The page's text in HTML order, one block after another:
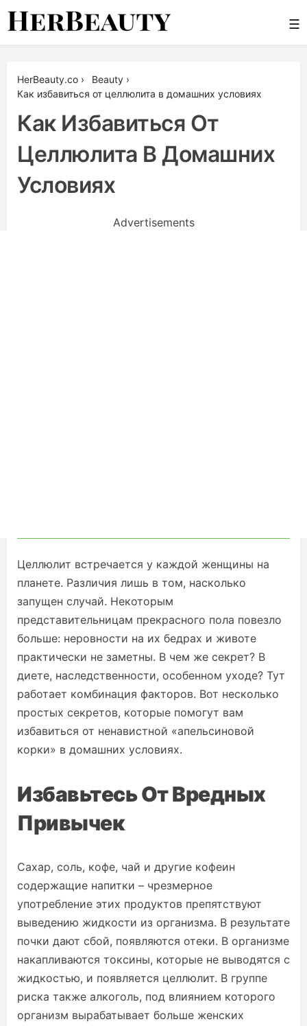
Skip
☰
HerBeauty.co › Beauty ›
Как избавиться от целлюлита в домашних условиях
Как Избавиться От
Целлюлита В Домашних
Условиях
Advertisements
Целлюлит встречается у каждой женщины на
планете. Различия лишь в том, насколько
запущен случай. Некоторым
представительницам прекрасного пола повезло
больше: неровности на их бедрах и животе
практически не заметны. В чем же секрет? В
диете, наследственности, особенном уходе? Тут
работает комбинация факторов. Вот несколько
простых секретов, которые помогут вам
избавиться от ненавистной «апельсиновой
корки» в домашних условиях.
Избавьтесь От Вредных
Привычек
Сахар, соль, кофе, чай и другие кофеин
содержащие напитки – чрезмерное
употребление этих продуктов препятствуют
выведению жидкости из организма. В результате
почки дают сбой, появляются отеки. В организме
накапливаются токсины, которые не выводятся с
жидкостью, и появляется целлюлит. В группе
риска также алкоголь, под влиянием которого
организм вырабатывает больше женских